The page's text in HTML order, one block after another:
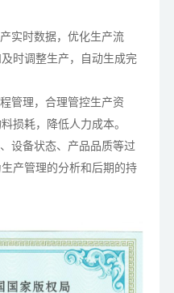
实时数据，优化生产流
时调整生产，自动生成完
管理，合理管控生产资
损耗，降低人力成本。
设备状态、产品品质等过
产管理的分析和后期的持